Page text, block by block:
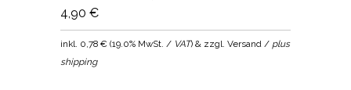
4,90 €
inkl. 0,78 € (19.0% MwSt. / VAT) & zzgl. Versand / plus
shipping